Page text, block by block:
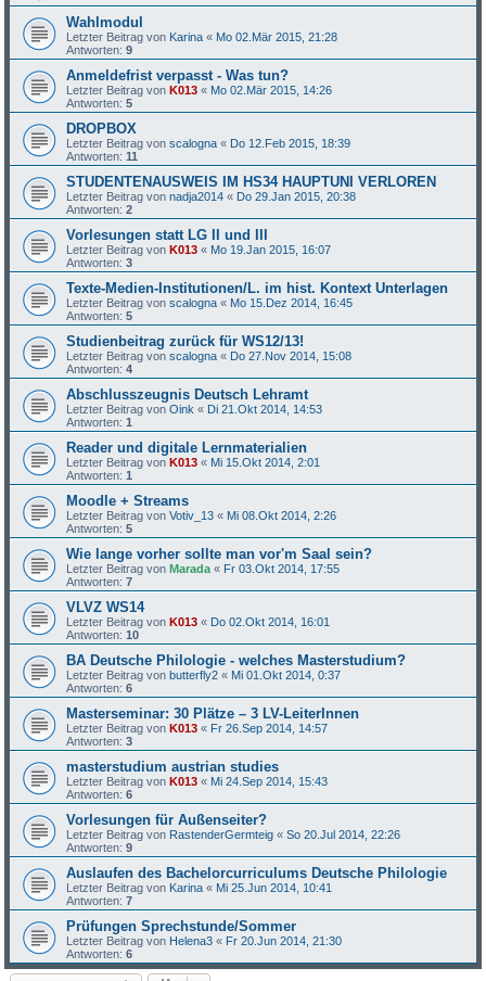
Wahlmodul
Letzter Beitrag von Karina « Mo 02.Mär 2015, 21:28
Antworten:9
Anmeldefrist verpasst - Was tun?
Letzter Beitrag von K013 « Mo 02.Mär 2015, 14:26
Antworten:5
DROPBOX
Letzter Beitrag vonscalogna « Do 12.Feb 2015, 18:39
Antworten:11
STUDENTENAUSWEIS IM HS34 HAUPTUNI VERLOREN
Letzter Beitrag vonnadja2014 « Do 29.Jan 2015, 20:38
Antworten:2
Vorlesungen statt LG II und III
Letzter Beitrag von K013 « Mo 19.Jan 2015, 16:07
Antworten:3
Texte-Medien-Institutionen/L. im hist. Kontext Unterlagen
Letzter Beitrag vonscalogna « Mo 15.Dez 2014, 16:45
Antworten:5
Studienbeitrag zurück für WS12/13!
Letzter Beitrag vonscalogna « Do 27.Nov 2014, 15:08
Antworten:4
Abschlusszeugnis Deutsch Lehramt
Letzter Beitrag vonOink « Di 21.Okt 2014, 14:53
Antworten:1
Reader und digitale Lernmaterialien
Letzter Beitrag von K013 « Mi 15.Okt 2014, 2:01
Antworten:1
Moodle + Streams
Letzter Beitrag vonVotiv_13 « Mi 08.Okt 2014, 2:26
Antworten:5
Wie lange vorher sollte man vor'm Saal sein?
Letzter Beitrag von Marada « Fr 03.Okt 2014, 17:55
Antworten:7
VLVZ WS14
Letzter Beitrag von K013 « Do 02.Okt 2014, 16:01
Antworten:10
BA Deutsche Philologie - welches Masterstudium?
Letzter Beitrag von butterfly2 « Mi 01.Okt 2014, 0:37
Antworten:6
Masterseminar: 30 Plätze – 3 LV-LeiterInnen
Letzter Beitrag von K013 « Fr 26.Sep 2014, 14:57
Antworten:3
masterstudium austrian studies
Letzter Beitrag von K013 « Mi 24.Sep 2014, 15:43
Antworten:6
Vorlesungen für Außenseiter?
Letzter Beitrag von RastenderGermteig «So 20.Jul 2014, 22:26
Antworten:9
Auslaufen des Bachelorcurriculums Deutsche Philologie
Letzter Beitrag von Karina « Mi 25.Jun 2014, 10:41
Antworten:7
Prüfungen Sprechstunde/Sommer
Letzter Beitrag von Helena3 « Fr 20.Jun 2014, 21:30
Antworten:6